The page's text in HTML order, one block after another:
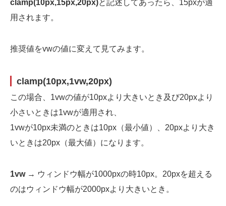
clamp(10px,15px,20px)と記述してあったら、15pxが適
用されます。
推奨値をvwの値に変えて見てみます。
clamp(10px,1vw,20px)
この場合、1vwの値が10pxより大きいとき及び20pxより
小さいときは1vwが適用され、
1vwが10px未満のときは10px（最小値）、20pxより大き
いときは20px（最大値）になります。
1vw→ ウィンドウ幅が1000pxの時10px。20pxを超える
のはウィンドウ幅が2000pxより大きいとき。